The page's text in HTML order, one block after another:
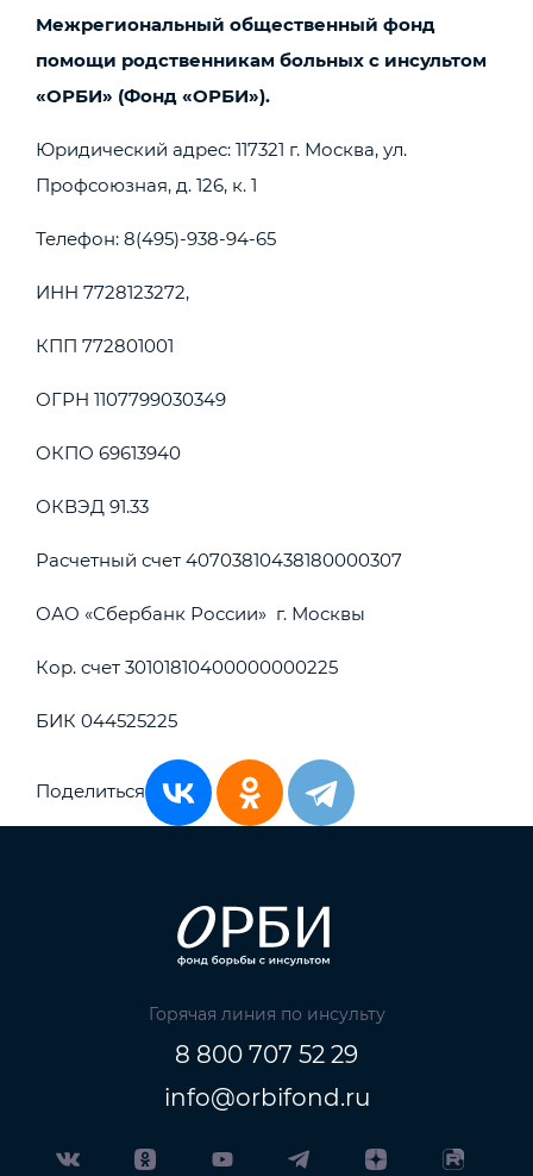
Межрегиональный общественный фонд
помощи родственникам больных с инсультом
«ОРБИ» (Фонд «ОРБИ»).
Юридический адрес: 117321 г. Москва, ул.
Профсоюзная, д. 126, к. 1
Телефон: 8(495)-938-94-65
ИНН 7728123272,
КПП 772801001
ОГРН 1107799030349
ОКПО 69613940
ОКВЭД 91.33
Расчетный счет 40703810438180000307
ОАО «Сбербанк России» г. Москвы
Кор. счет 30101810400000000225
БИК 044525225
Поделиться
Горячая линия по инсульту
8 800 707 52 29
info@orbifond.ru